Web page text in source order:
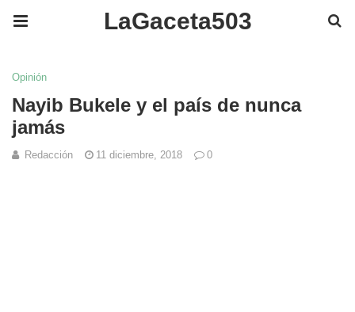
LaGaceta503
Opinión
Nayib Bukele y el país de nunca
jamás
Redacción 11 diciembre, 2018 0